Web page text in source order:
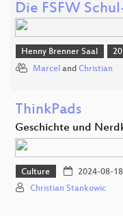
Die FSFW
Henny Brenner Saal
Marcel and Christian
ThinkPads
Geschichte und
Culture 2024-08-18
Christian Stankowic